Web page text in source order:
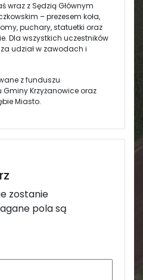
wraz z Sędzią Głównym
– prezesem koła,
puchary, statuetki oraz
Dla wszystkich uczestników
udział w zawodach i
z funduszu
Krzyżanowice oraz
Miasto.
zostanie
pola są